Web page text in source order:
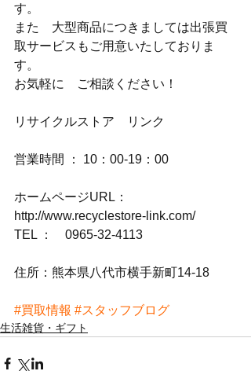
す。
また　大型商品につきましては出張買
取サービスもご用意いたしておりま
す。
お気軽に　ご相談ください！
リサイクルストア　リンク
営業時間 ： 10：00-19：00
ホームページURL：
http://www.recyclestore-link.com/
TEL ：　0965-32-4113
住所：熊本県八代市横手新町14-18
#買取情報 #スタッフブログ
生活雑貨・ギフト